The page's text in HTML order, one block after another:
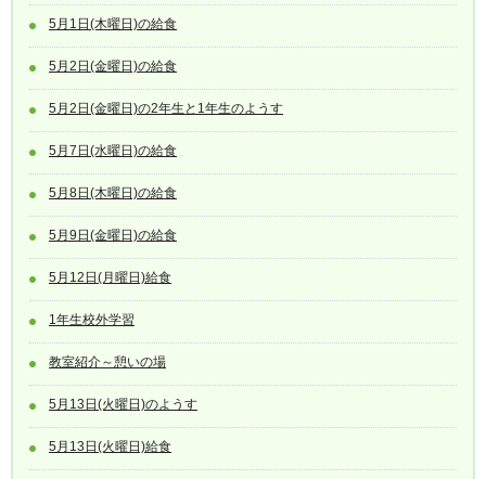
5月1日(木曜日)の給食
5月2日(金曜日)の給食
5月2日(金曜日)の2年生と1年生のようす
5月7日(水曜日)の給食
5月8日(木曜日)の給食
5月9日(金曜日)の給食
5月12日(月曜日)給食
1年生校外学習
教室紹介～憩いの場
5月13日(火曜日)のようす
5月13日(火曜日)給食